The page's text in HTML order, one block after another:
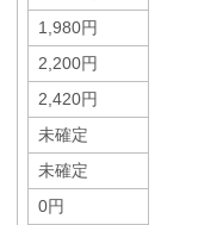
1,980円
2,200円
2,420円
未確定
未確定
0円